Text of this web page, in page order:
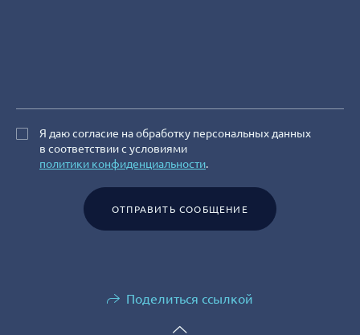
Я даю согласие на обработку персональных данных
в соответствии с условиями
политики конфиденциальности
ОТПРАВИТЬ СООБЩЕНИЕ
Поделиться ссылкой